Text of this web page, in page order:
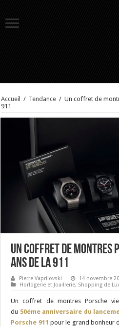
Accueil / Tendance / Un coffret de
911
Un coffret de montres
ans de la 911
Pierre Vaprilovski
14 novembre
Horlogerie et Joaillerie, Shopping de
Un coffret de montres Porsche
du 50éme anniversaire du
Porsche 911 pour le grand bonheur